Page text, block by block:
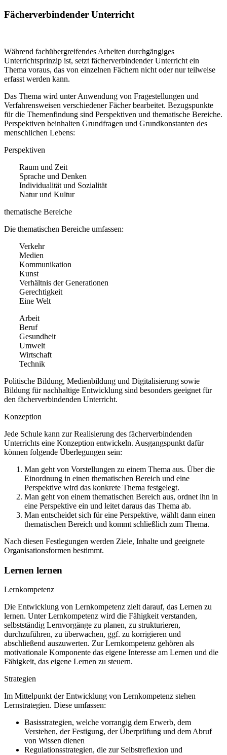
Fächerverbindender Unterricht
Während fachübergreifendes Arbeiten durchgängiges
Unterrichtsprinzip ist, setzt fächerverbindender Unterricht ein
Thema voraus, das von einzelnen Fächern nicht oder nur teilweise
erfasst werden kann.
Das Thema wird unter Anwendung von Fragestellungen und
Verfahrensweisen verschiedener Fächer bearbeitet. Bezugspunkte
für die Themenfindung sind Perspektiven und thematische Bereiche.
Perspektiven beinhalten Grundfragen und Grundkonstanten des
menschlichen Lebens:
Perspektiven
Raum und Zeit
Sprache und Denken
Individualität und Sozialität
Natur und Kultur
thematische Bereiche
Die thematischen Bereiche umfassen:
Verkehr
Medien
Kommunikation
Kunst
Verhältnis der Generationen
Gerechtigkeit
Eine Welt
Arbeit
Beruf
Gesundheit
Umwelt
Wirtschaft
Technik
Politische Bildung, Medienbildung und Digitalisierung sowie
Bildung für nachhaltige Entwicklung sind besonders geeignet für
den fächerverbindenden Unterricht.
Konzeption
Jede Schule kann zur Realisierung des fächerverbindenden
Unterrichts eine Konzeption entwickeln. Ausgangspunkt dafür
können folgende Überlegungen sein:
Man geht von Vorstellungen zu einem Thema aus. Über die
Einordnung in einen thematischen Bereich und eine
Perspektive wird das konkrete Thema festgelegt.
Man geht von einem thematischen Bereich aus, ordnet ihn in
eine Perspektive ein und leitet daraus das Thema ab.
Man entscheidet sich für eine Perspektive, wählt dann einen
thematischen Bereich und kommt schließlich zum Thema.
Nach diesen Festlegungen werden Ziele, Inhalte und geeignete
Organisationsformen bestimmt.
Lernen lernen
Lernkompetenz
Die Entwicklung von Lernkompetenz zielt darauf, das Lernen zu
lernen. Unter Lernkompetenz wird die Fähigkeit verstanden,
selbstständig Lernvorgänge zu planen, zu strukturieren,
durchzuführen, zu überwachen, ggf. zu korrigieren und
abschließend auszuwerten. Zur Lernkompetenz gehören als
motivationale Komponente das eigene Interesse am Lernen und die
Fähigkeit, das eigene Lernen zu steuern.
Strategien
Im Mittelpunkt der Entwicklung von Lernkompetenz stehen
Lernstrategien. Diese umfassen:
Basisstrategien, welche vorrangig dem Erwerb, dem
Verstehen, der Festigung, der Überprüfung und dem Abruf
von Wissen dienen
Regulationsstrategien, die zur Selbstreflexion und